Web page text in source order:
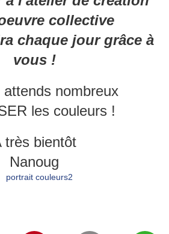
collective
chaque jour grâce à
vous !
nombreux
les couleurs !
très bientôt
Nanoug